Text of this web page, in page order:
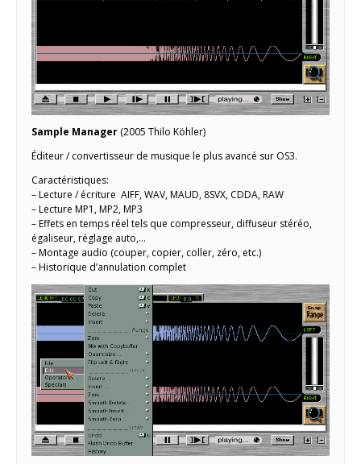
Sample Manager (2005 Thilo Köhler)
Éditeur / convertisseur de musique le plus avancé sur OS3.
Caractéristiques:
– Lecture / écriture AIFF, WAV, MAUD, 8SVX, CDDA, RAW
– Lecture MP1, MP2, MP3
– Effets en temps réel tels que compresseur, diffuseur stéréo,
égaliseur, réglage auto,…
– Montage audio (couper, copier, coller, zéro, etc.)
– Historique d’annulation complet